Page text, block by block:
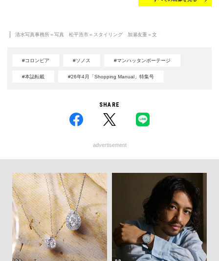
清水写真事務所＝写真 松平浩市＝スタイリング 加瀬友重＝文
#コロンビア #ソノス #マンハッタンポーテージ
#本誌転載 #26年4月「Shopping Manual」特集号
SHARE
advertisement